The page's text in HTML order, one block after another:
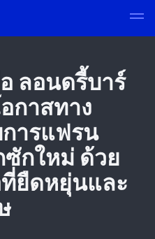
ลอนดรี้บาร์
กาสทาง
ารแฟรน
กใหม่ ด้วย
ยืดหยุ่นและ